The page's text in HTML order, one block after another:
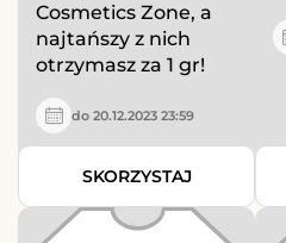
Cosmetics Zone, a
najtańszy z nich
otrzymasz za 1 gr!
do 20.12.2023 23:59
SKORZYSTAJ